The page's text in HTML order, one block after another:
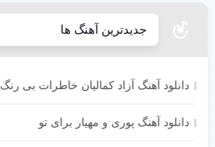
جدیدترین آهنگ ها
دانلود آهنگ آزاد کمالیان خاطرات بی رنگ
دانلود آهنگ پوری و مهیار برای تو